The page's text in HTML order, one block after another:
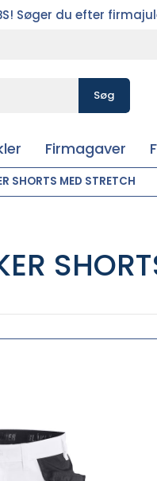
Søger du efter
Søg
Firmagaver
SHORTS MED STRETCH